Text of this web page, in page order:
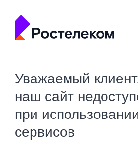
Уважаемый
наш сайт
при
сервисов